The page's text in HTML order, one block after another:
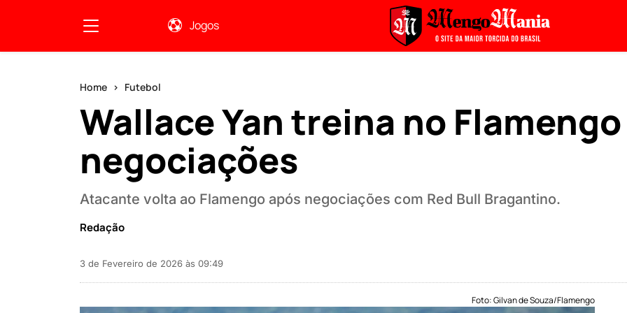
Jogos
Home Futebol
Wallace Yan treina no
negociações
Atacante volta ao Flamengo após negociações com Red Bull Bragantino.
Redação
3 de Fevereiro de 2026 às 09:49
Foto: Gilvan de Souza/Flamengo